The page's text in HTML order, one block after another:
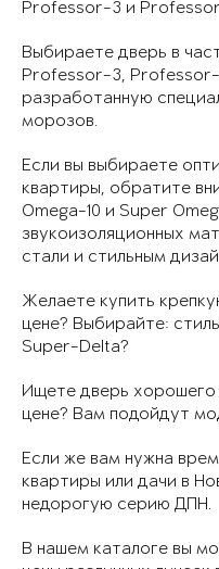
Professor-3 и
Выбираете дверь в
Professor-3, Professor-
разработанную
морозов.
Если вы выбираете
квартиры, обратите
Omega-10 и Super
звукоизоляционных
стали и стильным
Желаете купить
цене? Выбирайте:
Super-Delta?
Ищете дверь хорошего
цене? Вам подойдут
Если же вам нужна
квартиры или дачи в
недорогую серию ДПН.
В нашем каталоге вы